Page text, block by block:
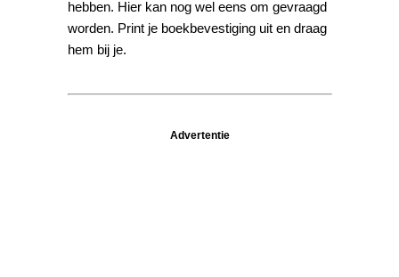
hebben. Hier kan nog wel eens om gevraagd
worden. Print je boekbevestiging uit en draag
hem bij je.
Advertentie